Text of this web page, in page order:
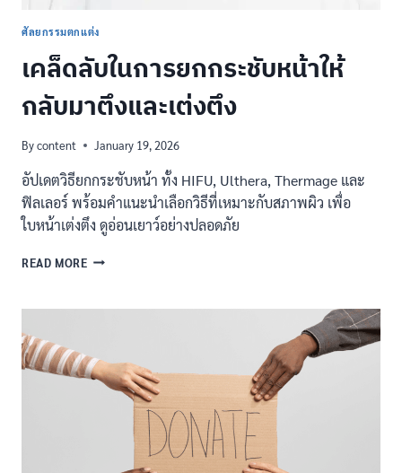
ศัลยกรรมตกแต่ง
เคล็ดลับในการยกกระชับหน้าให้
กลับมาตึงและเต่งตึง
Bycontent January 19, 2026
อัปเดตวิธียกกระชับหน้า ทั้ง HIFU, Ulthera, Thermage และ
ฟิลเลอร์ พร้อมคำแนะนำเลือกวิธีที่เหมาะกับสภาพผิว เพื่อ
ใบหน้าเต่งตึง ดูอ่อนเยาว์อย่างปลอดภัย
READ MOREเคล็ด
การ
หน้า
ให้